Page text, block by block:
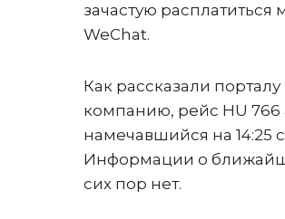
зачастую
WeChat.
Как рассказали
компанию, рейс HU 766
намечавшийся на 14:25
Информации о
сих пор нет.